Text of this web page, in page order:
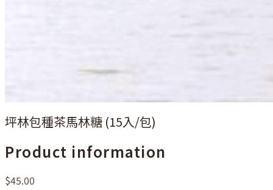
坪林包種茶馬林糖 (15入/包)
Product information
$45.00